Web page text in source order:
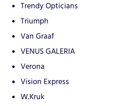
Trendy Opticians
Triumph
Van Graaf
VENUS GALERIA
Verona
Vision Express
W.Kruk